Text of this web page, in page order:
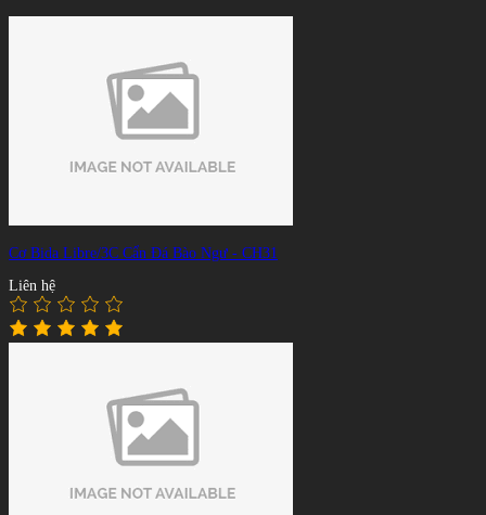
Cơ Bida Libre/3C Cẩn Đá Bào Ngư - CH31
Liên hệ